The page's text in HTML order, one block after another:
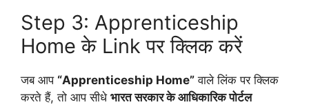
Step 3: Apprenticeship
Home के Link पर क्लिक करें
जब आप “Apprenticeship Home” वाले लिंक पर क्लिक
करते हैं, तो आप सीधे भारत सरकार के आधिकारिक पोर्टल